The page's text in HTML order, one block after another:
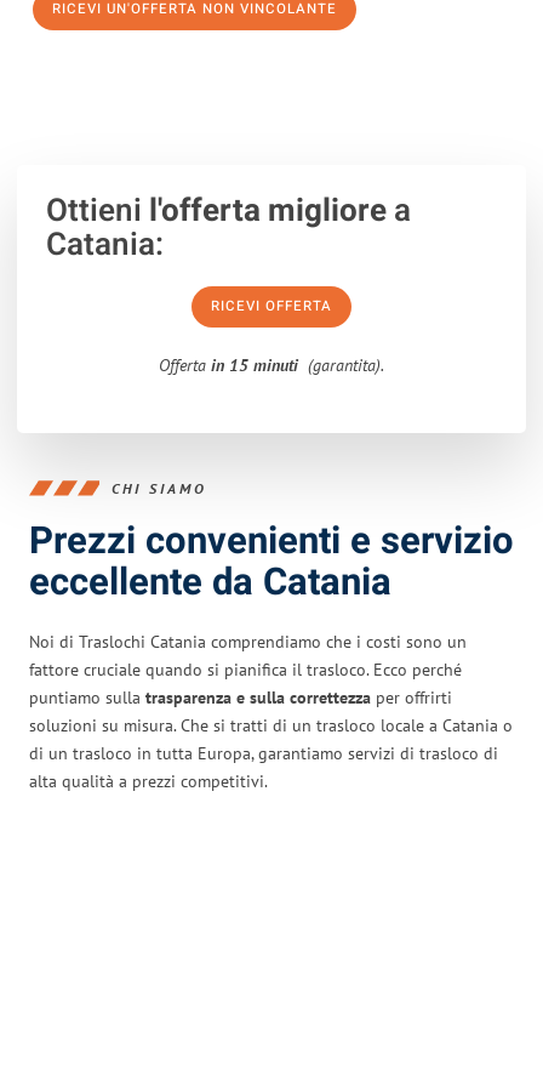
RICEVI UN'OFFERTA NON VINCOLANTE
Ottieni l'offerta migliorea
Catania:
RICEVI OFFERTA
Offerta in 15 minuti (garantita).
CHI SIAMO
Prezzi convenienti e servizio
eccellente da Catania
Noi di Traslochi Catania comprendiamo che i costi sono un
fattore cruciale quando si pianifica il trasloco. Ecco perché
puntiamo sulla trasparenza e sulla correttezza per offrirti
soluzioni su misura. Che si tratti di un trasloco locale a Catania o
di un trasloco in tutta Europa, garantiamo servizi di trasloco di
alta qualità a prezzi competitivi.